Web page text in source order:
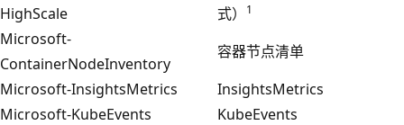
HighScale
式）
1
Microsoft-
ContainerNodeInventory
容器节点清单
Microsoft-InsightsMetrics
InsightsMetrics
Microsoft-KubeEvents
KubeEvents